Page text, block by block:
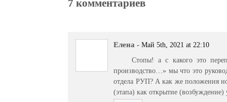
7 комментариев
Елена - Май 5th, 2021 at 22:10
Стопы! а с какого это
производство…» мы что это
отдела РУП? А как же положения
(этапа) как открытие (возбуждение)